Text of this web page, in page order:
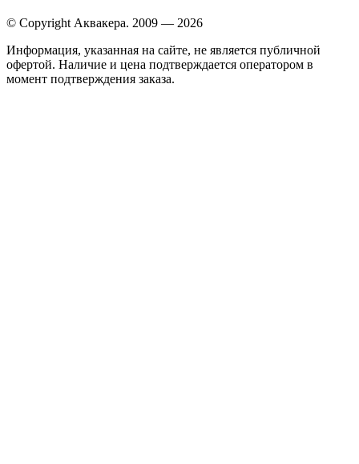
© Copyright Аквакера. 2009 — 2026
Информация, указанная на сайте, не является публичной
офертой. Наличие и цена подтверждается оператором в
момент подтверждения заказа.